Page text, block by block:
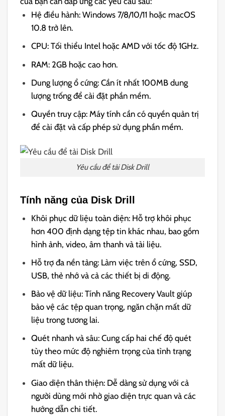
Hệ điều hành: Windows 7/8/10/11 hoặc macOS
10.8 trở lên.
CPU: Tối thiểu Intel hoặc AMD với tốc độ 1GHz.
RAM: 2GB hoặc cao hơn.
Dung lượng ổ cứng: Cần ít nhất 100MB dung
lượng trống để cài đặt phần mềm.
Quyền truy cập: Máy tính cần có quyền quản trị
để cài đặt và cấp phép sử dụng phần mềm.
Yêu cầu để tải Disk Drill
Tính năng của Disk Drill
Khôi phục dữ liệu toàn diện: Hỗ trợ khôi phục
hơn 400 định dạng tệp tin khác nhau, bao gồm
hình ảnh, video, âm thanh và tài liệu.
Hỗ trợ đa nền tảng: Làm việc trên ổ cứng, SSD,
USB, thẻ nhớ và cả các thiết bị di động.
Bảo vệ dữ liệu: Tính năng Recovery Vault giúp
bảo vệ các tệp quan trọng, ngăn chặn mất dữ
liệu trong tương lai.
Quét nhanh và sâu: Cung cấp hai chế độ quét
tùy theo mức độ nghiêm trọng của tình trạng
mất dữ liệu.
Giao diện thân thiện: Dễ dàng sử dụng với cả
người dùng mới nhờ giao diện trực quan và các
hướng dẫn chi tiết.